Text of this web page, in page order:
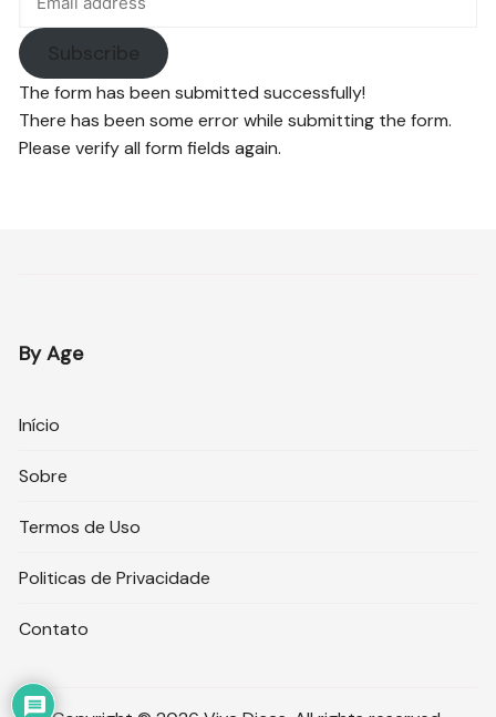
Subscribe
The form has been submitted successfully!
There has been some error while submitting the form.
Please verify all form fields again.
By Age
Início
Sobre
Termos de Uso
Politicas de Privacidade
Contato